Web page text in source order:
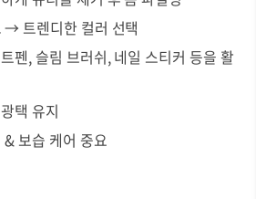
→ 트렌디한 컬러 선택
펜, 슬림 브러쉬, 네일 스티커 등을 활
택 유지
보습 케어 중요